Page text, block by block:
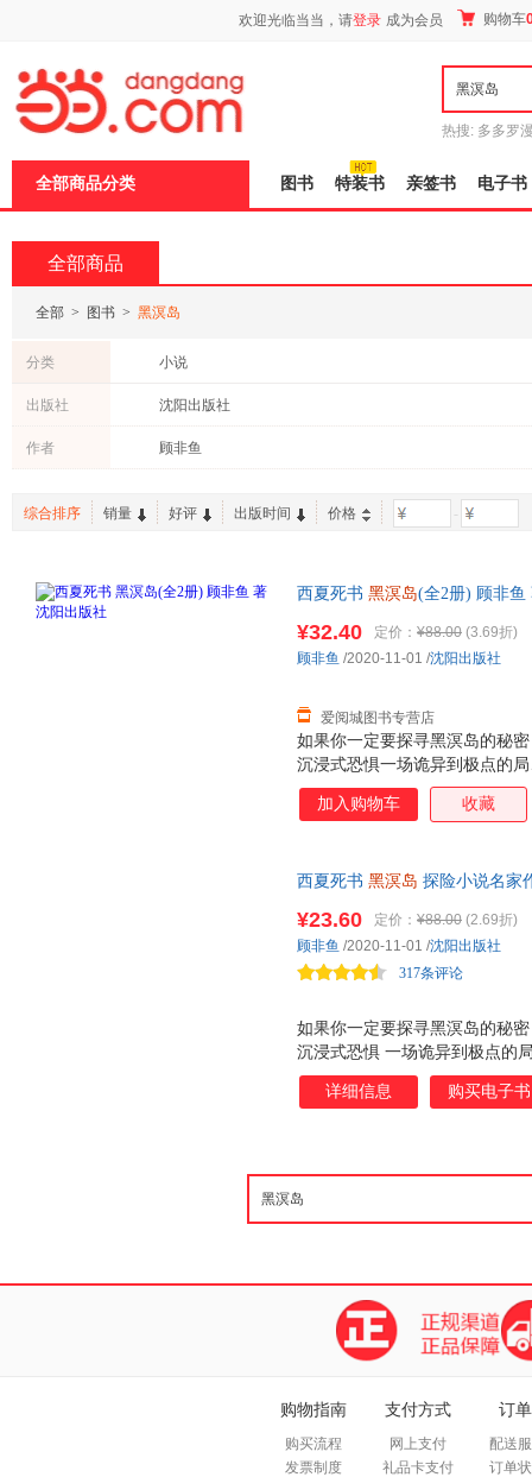
欢迎光临当当，请登录 成为会员 购物车
热搜: 多多罗
全部商品分类 图书 特装书 亲签书 电子书
全部商品
全部 > 图书 > 黑溟岛
分类 小说
出版社 沈阳出版社
作者 顾非鱼
综合排序 销量 好评 出版时间 价格 -
西夏死书 黑溟岛(全2册) 顾非鱼
如果你一定要探寻黑溟岛的秘
沉浸式恐惧一场诡异到极点的
的惊天之谜畅销五十万册现象
家作家顾非鱼封神之作
¥32.40 定价： ¥88.00 (3.69折)
爱阅城图书专营店
顾非鱼 /2020-11-01 /沈阳出版社
加入购物车 收藏
西夏死书 黑溟岛 探险小说名家
一段华夏历史中的惊天之谜，
外终篇，探险小说名家作家顾
如果你一定要探寻黑溟岛的秘
沉浸式恐惧 一场诡异到极点的
的惊天之谜 畅销五十万册现象
家作家顾非鱼封神之作
¥23.60 定价： ¥88.00 (2.69折)
317条评论
顾非鱼 /2020-11-01 /沈阳出版社
详细信息 购买电子书
页
加
购物指南
购买流程
发票制度
支付方式
网上支付
礼品卡支付
订
配送
订单